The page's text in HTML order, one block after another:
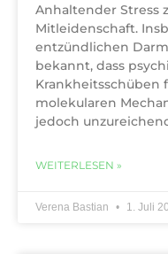
Anhaltender Stress
Mitleidenschaft.
entzündlichen
bekannt, dass
Krankheitsschüben
molekularen
jedoch
WEITERLESEN »
Verena Bastian 1. Juli